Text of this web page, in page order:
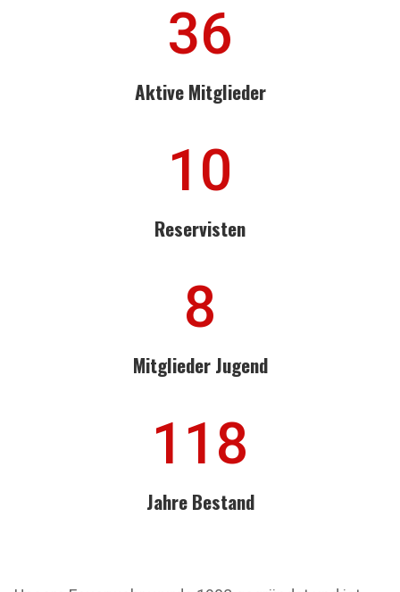
36
Aktive Mitglieder
10
Reservisten
8
Mitglieder Jugend
118
Jahre Bestand